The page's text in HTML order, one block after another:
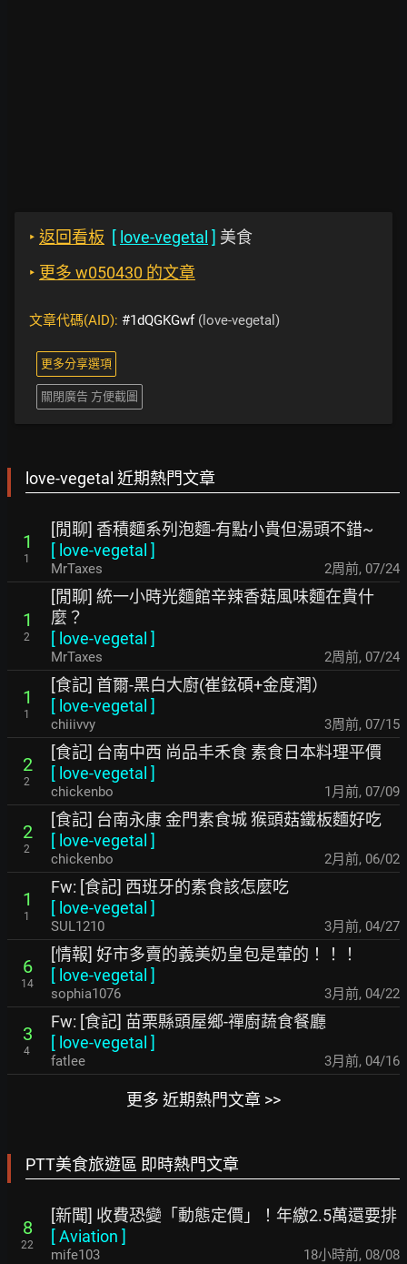
‣ 返回看板 [ love-vegetal ] 美食
‣ 更多 w050430 的文章
文章代碼(AID): #1dQGKGwf(love-vegetal)
更多分享選項
關閉廣告 方便截圖
love-vegetal 近期熱門文章
1
1
[閒聊] 香積麵系列泡麵-有點小貴但湯頭不錯~
[ love-vegetal ]
MrTaxes 2周前, 07/24
1
2
[閒聊] 統一小時光麵館辛辣香菇風味麵在貴什
麼？
[ love-vegetal ]
MrTaxes 2周前, 07/24
1
1
[食記] 首爾-黑白大廚(崔鉉碩+金度潤）
[ love-vegetal ]
chiiivvy 3周前, 07/15
2
2
[食記] 台南中西 尚品丰禾食 素食日本料理平價
[ love-vegetal ]
chickenbo 1月前, 07/09
2
2
[食記] 台南永康 金門素食城 猴頭菇鐵板麵好吃
[ love-vegetal ]
chickenbo 2月前, 06/02
1
1
Fw: [食記] 西班牙的素食該怎麼吃
[ love-vegetal ]
SUL1210 3月前, 04/27
6
14
[情報] 好市多賣的義美奶皇包是葷的！！！
[ love-vegetal ]
sophia1076 3月前, 04/22
3
4
Fw: [食記] 苗栗縣頭屋鄉-禪廚蔬食餐廳
[ love-vegetal ]
fatlee 3月前, 04/16
更多 近期熱門文章 >>
PTT美食旅遊區 即時熱門文章
8
22
[新聞] 收費恐變「動態定價」！年繳2.5萬還要排
[Aviation ]
mife103 18小時前, 08/08